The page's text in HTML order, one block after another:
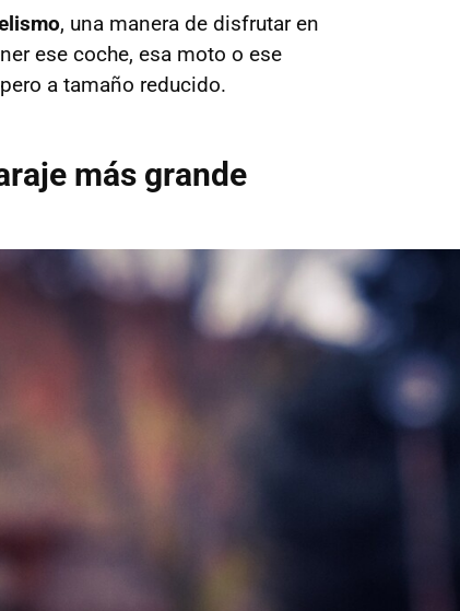
, una manera de disfrutar en
ese coche, esa moto o ese
a tamaño reducido.
más grande